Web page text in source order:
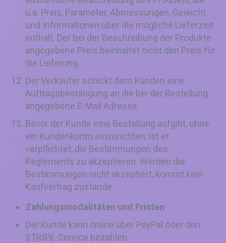
u.a. Preis, Parameter, Abmessungen, Gewicht
und Informationen über die mögliche Lieferzeit
enthält. Der bei der Beschreibung der Produkte
angegebene Preis beinhaltet nicht den Preis für
die Lieferung.
Der Verkäufer schickt dem Kunden eine
Auftragsbestätigung an die bei der Bestellung
angegebene E-Mail Adresse.
Bevor der Kunde eine Bestellung aufgibt, ohne
ein Kundenkonto einzurichten, ist er
verpflichtet, die Bestimmungen des
Reglements zu akzeptieren. Werden die
Bestimmungen nicht akzeptiert, kommt kein
Kaufvertrag zustande.
Zahlungsmodalitäten und Fristen
Der Kunde kann online über PayPal oder den
STRIPE-Service bezahlen.